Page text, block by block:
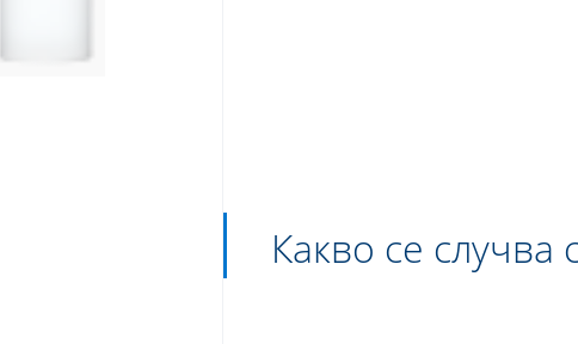
Какво се случва